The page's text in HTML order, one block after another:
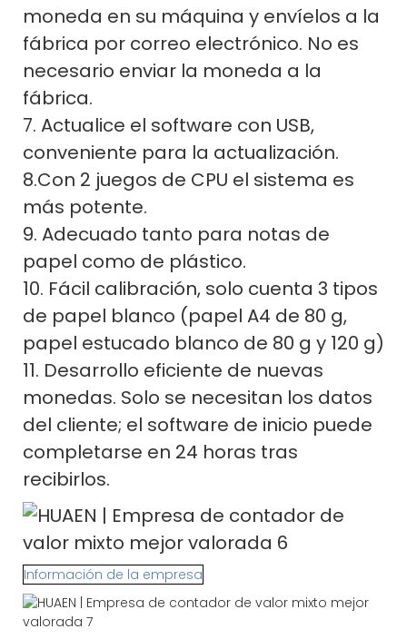
moneda en su máquina y envíelos a la
fábrica por correo electrónico. No es
necesario enviar la moneda a la
fábrica.
7. Actualice el software con USB,
conveniente para la actualización.
8.Con 2 juegos de CPU el sistema es
más potente.
9. Adecuado tanto para notas de
papel como de plástico.
10. Fácil calibración, solo cuenta 3 tipos
de papel blanco (papel A4 de 80 g,
papel estucado blanco de 80 g y 120 g)
11. Desarrollo eficiente de nuevas
monedas. Solo se necesitan los datos
del cliente; el software de inicio puede
completarse en 24 horas tras
recibirlos.
Información de la empresa